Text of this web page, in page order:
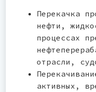
Перекачка
нефти,
процессах
отрасли,
активных,